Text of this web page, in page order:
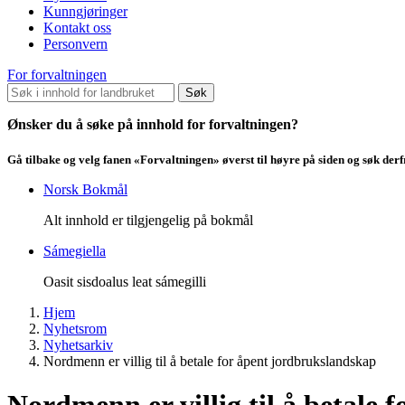
Kunngjøringer
Kontakt oss
Personvern
For forvaltningen
Søk
Ønsker du å søke på innhold for forvaltningen?
Gå tilbake og velg fanen «Forvaltningen» øverst til høyre på siden og søk
Norsk Bokmål
Alt innhold er tilgjengelig på bokmål
Sámegiella
Oasit sisdoalus leat sámegilli
Hjem
Nyhetsrom
Nyhetsarkiv
Nordmenn er villig til å betale for åpent jordbrukslandskap